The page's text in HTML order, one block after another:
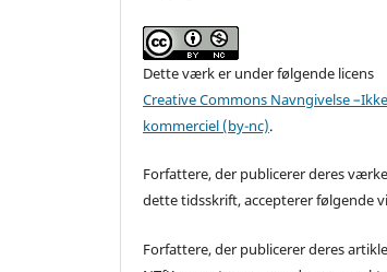
Dette værk er under følgende licens
Creative Commons Navngivelse
kommerciel (by-nc).
Forfattere, der publicerer deres
dette tidsskrift, accepterer følgende
Forfattere, der publicerer deres